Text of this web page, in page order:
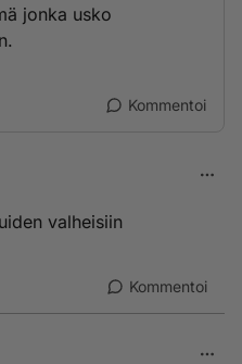
jonka usko
Kommentoi
valheisiin
Kommentoi